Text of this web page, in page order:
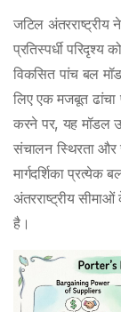
जटिल अंतरराष्ट्रीय
प्रतिस्पर्धी
विकसित पांच बल
लिए एक मजबूत
करने पर, यह मॉडल
संचालन स्थिरता और
मार्गदर्शिका
अंतरराष्ट्रीय
है।